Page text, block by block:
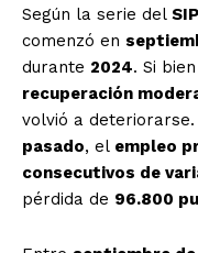
Según la serie del
comenzó en
durante 2024. Si
recuperación
volvió a
pasado, el empleo
consecutivos de
pérdida de 96.800